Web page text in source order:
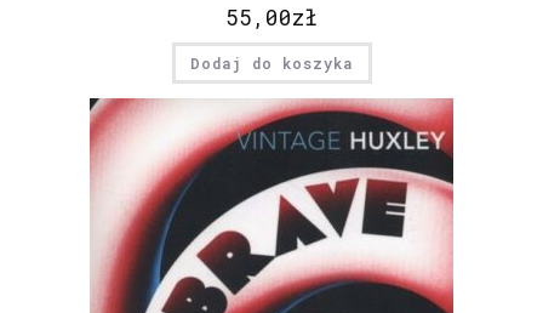
55,00zł
Dodaj do koszyka